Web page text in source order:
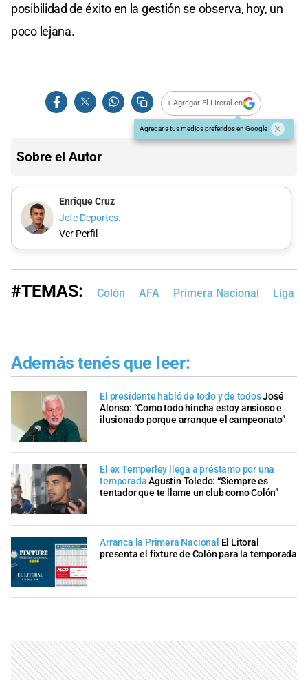
posibilidad de éxito en la gestión se observa, hoy, un
poco lejana.
+ Agregar El Litoral en
Agregar a tus medios preferidos en Google
Sobre el Autor
Enrique Cruz
Jefe Deportes.
Ver Perfil
#TEMAS: Colón AFA Primera Nacional Liga
Además tenés que leer:
El presidente habló de todo y de todosJosé
Alonso: “Como todo hincha estoy ansioso e
ilusionado porque arranque el campeonato”
El ex Temperley llega a préstamo por una
temporadaAgustín Toledo: “Siempre es
tentador que te llame un club como Colón”
Arranca la Primera Nacional El Litoral
presenta el fixture de Colón para la temporada